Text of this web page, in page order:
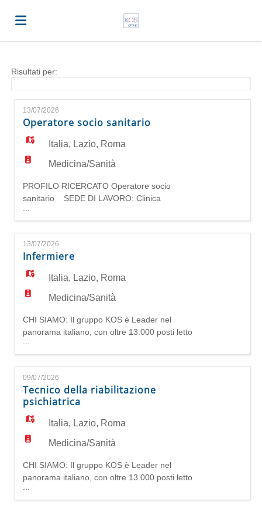
Offerte
di
lavoro
Carica
il
CV
Login
Lingua
FR
DE
ES
PT
Risultati per:
13/07/2026
Operatore socio sanitario
Italia, Lazio, Roma
Medicina/Sanità
PROFILO RICERCATO Operatore socio
sanitario SEDE DI LAVORO: Clinica
psichiatrica Villa Sant'Alessandro - Via
Nomentana 1362 - 00137 Roma REQUISITI: - In
possesso del titolo di Operatore Socio Sanitario
(Oss); - preferibile possesso diploma di scuola
secondaria; - gradita esperienza pregressa nel
ruolo; - automuniti; - conoscenza adegu
13/07/2026
Infermiere
Italia, Lazio, Roma
Medicina/Sanità
CHI SIAMO: Il gruppo KOS è Leader nel
panorama italiano, con oltre 13.000 posti letto
tra Italia e Germania, unisce competente
specialistiche, presenza capillare sul territorio,
professionalità e attenzione alle persone. Offre
servizi completi per la tua salute: dalle
prestazioni ambulatoriali ai percorsi riabilitativi,
dalla salute mentale all'as
09/07/2026
Tecnico della riabilitazione
psichiatrica
Italia, Lazio, Roma
Medicina/Sanità
CHI SIAMO: Il gruppo KOS è Leader nel
panorama italiano, con oltre 13.000 posti letto
tra Italia e Germania, unisce competente
specialistiche, presenza capillare sul territorio,